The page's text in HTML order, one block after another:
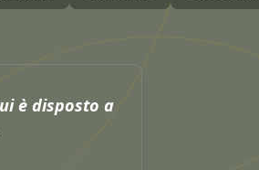
è disposto a